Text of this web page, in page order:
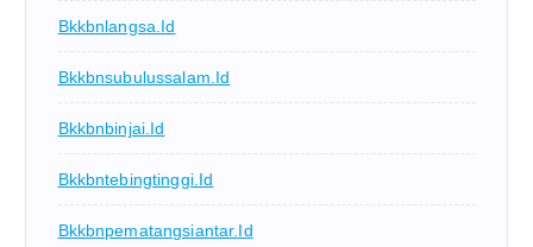
Bkkbnlangsa.id
Bkkbnsubulussalam.id
Bkkbnbinjai.id
Bkkbntebingtinggi.id
Bkkbnpematangsiantar.id